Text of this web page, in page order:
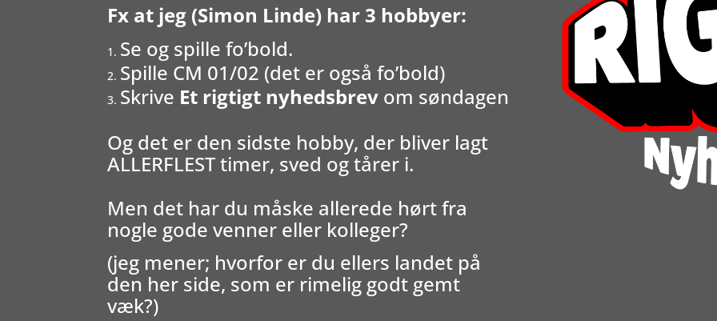
Fx at jeg (Simon Linde) har 3 hobbyer:
Se og spille fo’bold.
Spille CM 01/02 (det er også fo’bold)
Skrive Et rigtigt nyhedsbrev om søndagen
Og det er den sidste hobby, der bliver lagt
ALLERFLEST timer, sved og tårer i.
Men det har du måske allerede hørt fra
nogle gode venner eller kolleger?
(jeg mener; hvorfor er du ellers landet på
den her side, som er rimelig godt gemt
væk?)